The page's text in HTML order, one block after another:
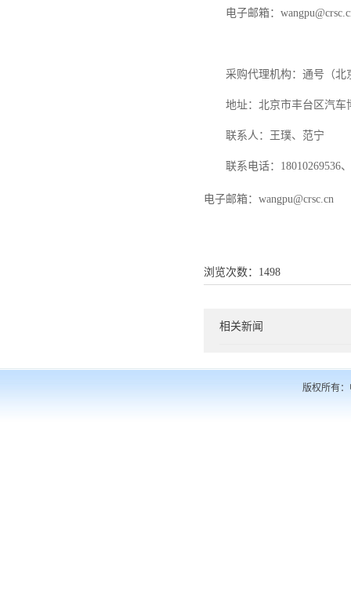
电子邮箱：
采购代理机构：通号（北
地址：北京市丰台区汽车
联系人： 王璞、范宁
联系电话： 18010269536、
电子邮箱： wangpu@crsc.cn
浏览次数： 1498
相关新闻
版权所有